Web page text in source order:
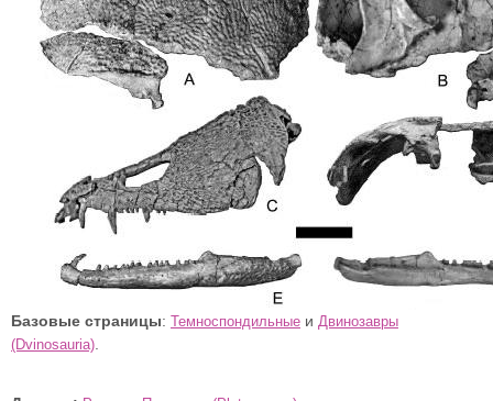
Базовые страницы: Темноспондильные и Двинозавры
(Dvinosauria)